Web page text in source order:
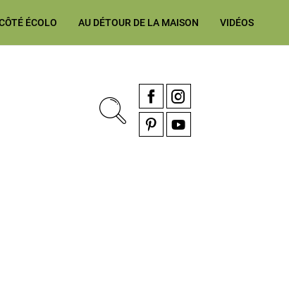
ÉCOLO AU DÉTOUR DE LA MAISON VIDÉOS
& décoration Alsace, Franche-Comté
FacebookInstagram